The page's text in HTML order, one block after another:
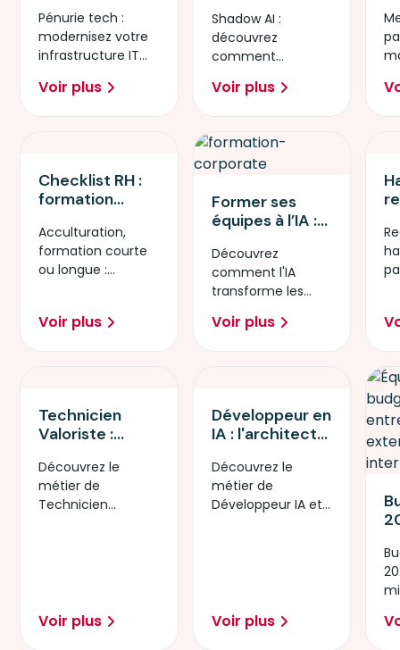
reskilling
interne pour les
CTO et DRH
Pénurie tech :
modernisez votre
infrastructure IT
de vos équipes
Voir plus
déjà en secret
(et comment
réagir)
Shadow AI :
découvrez
comment
former vos salariés
qui utilisent déjà
Voir plus
Checklist RH :
formation
ou
acculturation…
quel format
Acculturation,
formation courte
ou longue :
faire le bon choix.
Voir plus
Former ses
équipes à l’IA :
stratégique
pour les
entreprises
Découvrez
comment l'IA
transforme les
booste la
productivité.
Voir plus
Technicien
Valoriste :
à votre carrière
en réparant le
futur
Découvrez le
métier de
Technicien
Voir plus
Développeur en
IA : l'architecte
technologique
Découvrez le
métier de
Développeur IA et
Voir plus
?